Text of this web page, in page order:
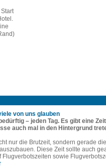
von uns glauben
– jeden Tag. Es gibt eine
auch mal in den Hintergrund
nur die Brutzeit, sondern gerade
Diese Zeit sollte auch
sowie